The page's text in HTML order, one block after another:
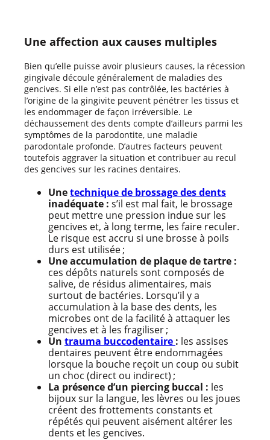
Une affection aux causes multiples
Bien qu’elle puisse avoir plusieurs causes, la récession
gingivale découle généralement de maladies des
gencives. Si elle n’est pas contrôlée, les bactéries à
l’origine de la gingivite peuvent pénétrer les tissus et
les endommager de façon irréversible. Le
déchaussement des dents compte d’ailleurs parmi les
symptômes de la parodontite, une maladie
parodontale profonde. D’autres facteurs peuvent
toutefois aggraver la situation et contribuer au recul
des gencives sur les racines dentaires.
Unetechnique de brossage des dents
inadéquate : s’il est mal fait, le brossage
peut mettre une pression indue sur les
gencives et, à long terme, les faire reculer.
Le risque est accru si une brosse à poils
durs est utilisée ;
Une accumulation de plaque de tartre :
ces dépôts naturels sont composés de
salive, de résidus alimentaires, mais
surtout de bactéries. Lorsqu’il y a
accumulation à la base des dents, les
microbes ont de la facilité à attaquer les
gencives et à les fragiliser ;
Un trauma buccodentaire : les assises
dentaires peuvent être endommagées
lorsque la bouche reçoit un coup ou subit
un choc (direct ou indirect) ;
La présence d’un piercing buccal : les
bijoux sur la langue, les lèvres ou les joues
créent des frottements constants et
répétés qui peuvent aisément altérer les
dents et les gencives.